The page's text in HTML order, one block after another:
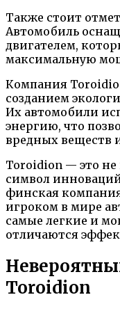
Также стоит
Автомобиль
двигателем,
максимальную
Компания
созданием
Их автомобили
энергию, что
вредных веществ
Toroidion — это не
символ
финская
игроком в мире
самые легкие и
отличаются
Toroidion